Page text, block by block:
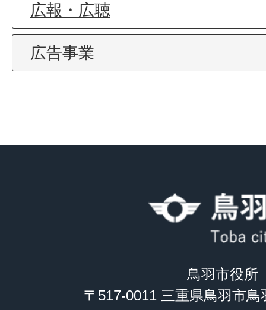
広報・広聴
広告事業
鳥羽市役所
〒517-0011 三重県鳥羽市